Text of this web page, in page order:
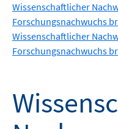
Wissenschaftlicher
Forschungsnachwuchs
Wissenschaftlicher
Forschungsnachwuchs